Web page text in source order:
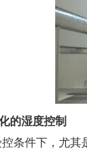
的湿度控制
件下，尤其